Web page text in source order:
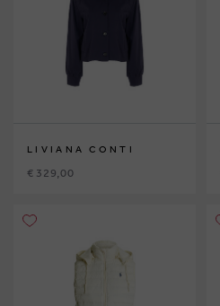
LIVIANA CONTI
€ 329,00